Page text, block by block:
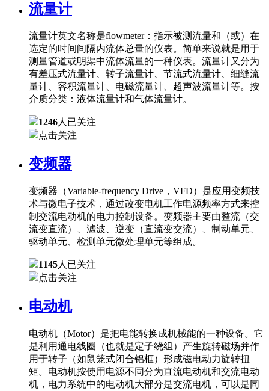
流量计
流量计英文名称是flowmeter：指示被测流量和（或）在
选定的时间间隔内流体总量的仪表。简单来说就是用于
测量管道或明渠中流体流量的一种仪表。流量计又分为
有差压式流量计、转子流量计、节流式流量计、细缝流
量计、容积流量计、电磁流量计、超声波流量计等。按
介质分类：液体流量计和气体流量计。
1246人已关注
点击关注
变频器
变频器（Variable-frequency Drive，VFD）是应用变频技
术与微电子技术，通过改变电机工作电源频率方式来控
制交流电动机的电力控制设备。变频器主要由整流（交
流变直流）、滤波、逆变（直流变交流）、制动单元、
驱动单元、检测单元微处理单元等组成。
1145人已关注
点击关注
电动机
电动机（Motor）是把电能转换成机械能的一种设备。它
是利用通电线圈（也就是定子绕组）产生旋转磁场并作
用于转子（如鼠笼式闭合铝框）形成磁电动力旋转扭
矩。电动机按使用电源不同分为直流电动机和交流电动
机，电力系统中的电动机大部分是交流电机，可以是同